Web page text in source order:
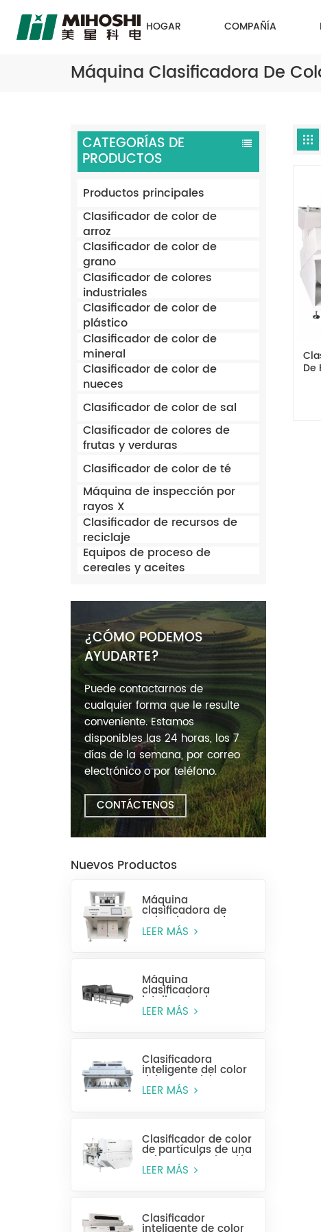
HOGAR COMPAÑÍA
Máquina Clasificadora De
CATEGORÍAS DE
PRODUCTOS
Productos principales
Clasificador de color de
arroz
Clasificador de color de
grano
Clasificador de colores
industriales
Clasificador de color de
plástico
Clasificador de color de
mineral
Clasificador de color de
nueces
Clasificador de color de sal
Clasificador de colores de
frutas y verduras
Clasificador de color de té
Máquina de inspección por
rayos X
Clasificador de recursos de
reciclaje
Equipos de proceso de
cereales y aceites
¿CÓMO PODEMOS
AYUDARTE?
Puede contactarnos de
cualquier forma que le resulte
conveniente. Estamos
disponibles las 24 horas, los 7
días de la semana, por correo
electrónico o por teléfono.
CONTÁCTENOS
Nuevos Productos
Máquina
clasificadora de
color de arroz de
alta eficiencia MR128
LEER MÁS
Máquina
clasificadora
inteligente de
plástico para
LEER MÁS
Clasificadora
inteligente del color
del grano del CCD
MG448
LEER MÁS
Clasificador de color
de partículas de una
sola capa (selección
húmeda)
LEER MÁS
Clasificador
De